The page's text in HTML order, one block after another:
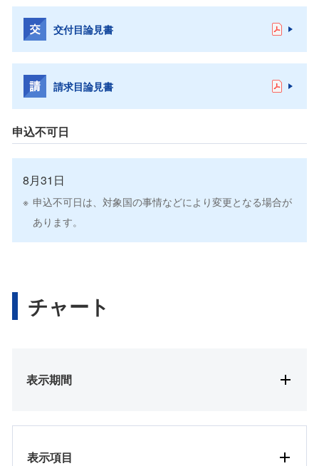
交付目論見書
請求目論見書
申込不可日
8月31日
申込不可日は、対象国の事情などにより変更となる場合が
あります。
チャート
表示期間
表示項目